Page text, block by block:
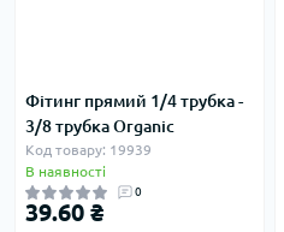
Фітинг прямий 1/4 трубка -
3/8 трубка Organic
Код товару: 19939
В наявності
0
39.60 ₴